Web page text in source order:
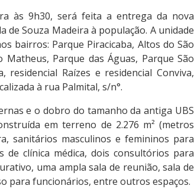
às 9h30, será feita a entrega da nova
de Souza Madeira à população. A unidade
bairros: Parque Piracicaba, Altos do São
Matheus, Parque das Águas, Parque São
Raízes e residencial Conviva,
à rua Palmital, s/n°.
e o dobro do tamanho da antiga UBS
em terreno de 2.276 m² (metros
sanitários masculinos e femininos para
de clínica médica, dois consultórios para
uma ampla sala de reunião, sala de
para funcionários, entre outros espaços.